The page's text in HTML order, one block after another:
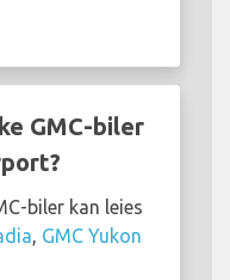
GMC-biler
biler kan leies
, GMC Yukon